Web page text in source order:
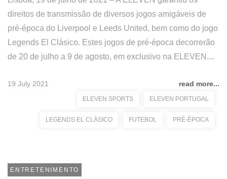
direitos de transmissão de diversos jogos amigáveis de
pré-época do Liverpool e Leeds United, bem como do jogo
Legends El Clásico. Estes jogos de pré-época decorrerão
de 20 de julho a 9 de agosto, em exclusivo na ELEVEN....
19 July 2021 read more...
ELEVEN SPORTS ELEVEN PORTUGAL
LEGENDS EL CLÁSICO FUTEBOL PRÉ-ÉPOCA
ENTRETENIMENTO